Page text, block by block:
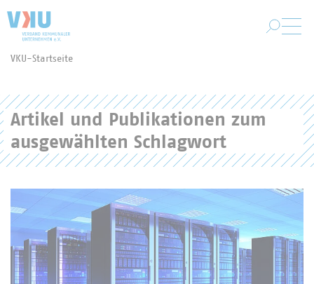
VKU-Startseite
Artikel und Publikationen zum
ausgewählten Schlagwort